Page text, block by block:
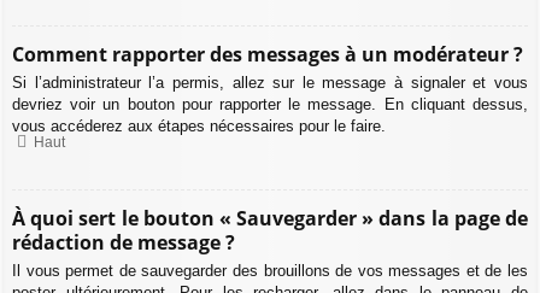
Comment rapporter des messages à un modérateur ?
Si l’administrateur l’a permis, allez sur le message à signaler et vous
devriez voir un bouton pour rapporter le message. En cliquant dessus,
vous accéderez aux étapes nécessaires pour le faire.
Haut
À quoi sert le bouton « Sauvegarder » dans la page de
rédaction de message ?
Il vous permet de sauvegarder des brouillons de vos messages et de les